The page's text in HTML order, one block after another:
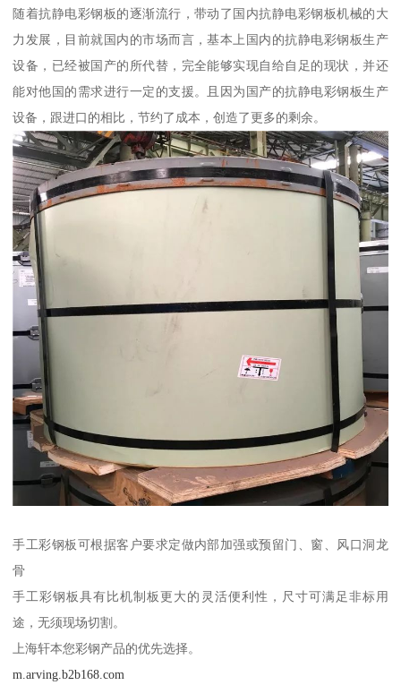
随着抗静电彩钢板的逐渐流行，带动了国内抗静电彩钢板机械的大
力发展，目前就国内的市场而言，基本上国内的抗静电彩钢板生产
设备，已经被国产的所代替，完全能够实现自给自足的现状，并还
能对他国的需求进行一定的支援。且因为国产的抗静电彩钢板生产
设备，跟进口的相比，节约了成本，创造了更多的剩余。
手工彩钢板可根据客户要求定做内部加强或预留门、窗、风口洞龙
骨
手工彩钢板具有比机制板更大的灵活便利性，尺寸可满足非标用
途，无须现场切割。
上海轩本您彩钢产品的优先选择。
m.arving.b2b168.com